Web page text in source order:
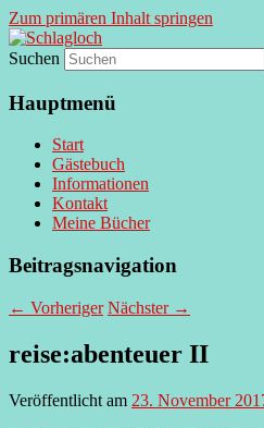
Zum primären Inhalt springen
Schlagloch
supersberger
Suchen
Hauptmenü
Start
Gästebuch
Informationen
Kontakt
Meine Bücher
Beitragsnavigation
← Vorheriger Nächster →
reise:abenteuer II
Veröffentlicht am 23. November